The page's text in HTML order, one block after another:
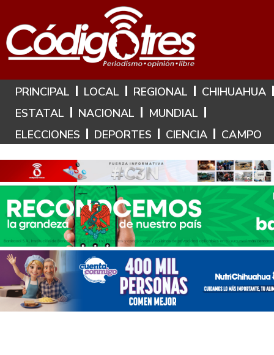
Hoy es: 9 de Agosto de 2026
PRINCIPAL LOCAL REGIONAL
CHIHUAHUA
ESTATAL
NACIONAL
MUNDIAL
ELECCIONES
DEPORTES CIENCIA CAMPO